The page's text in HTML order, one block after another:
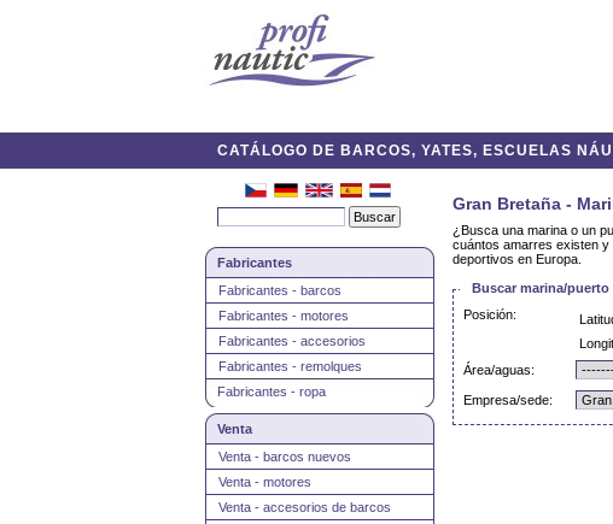
CATÁLOGO DE BARCOS, YATES, ESCUELAS
Fabricantes
Fabricantes - barcos
Fabricantes - motores
Fabricantes - accesorios
Fabricantes - remolques
Fabricantes - ropa
Venta
Venta - barcos nuevos
Venta - motores
Venta - accesorios de barcos
Gran Bretaña -
¿Busca una marina o un
cuántos amarres existen y
deportivos en Europa.
Buscar marina/puerto
Posición:
Área/aguas:
Empresa/sede: